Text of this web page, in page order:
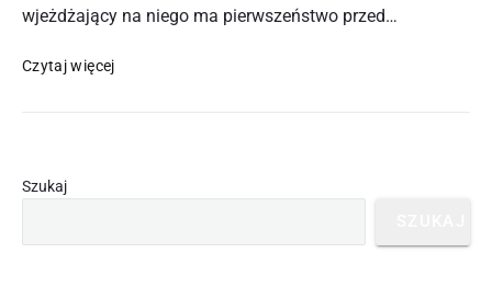
wjeżdżający na niego ma pierwszeństwo przed…
Czytaj więcejOpinia
Primary
Szukaj